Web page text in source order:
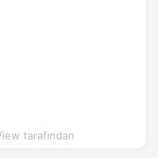
tarafından